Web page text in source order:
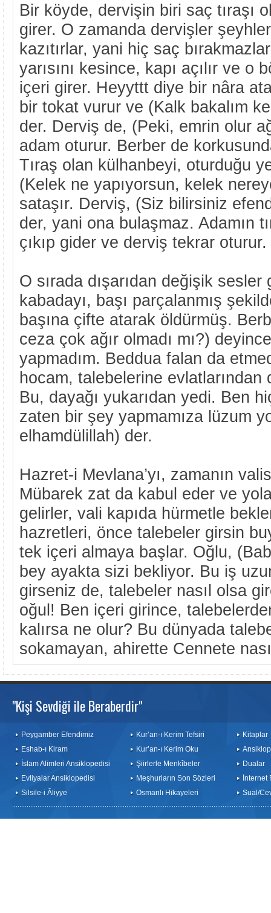
Bir köyde, dervişin biri saç tıraşı
girer. O zamanda dervişler
kazıtırlar, yani hiç saç
yarısını kesince, kapı açılır ve o
içeri girer. Heyyttt diye bir nâra
bir tokat vurur ve (Kalk bakalım
der. Derviş de, (Peki, emrin olur
adam oturur. Berber de
Tıraş olan külhanbeyi, oturduğu
(Kelek ne yapıyorsun, kelek
sataşır. Derviş, (Siz bilirsiniz
der, yani ona bulaşmaz. Adamın
çıkıp gider ve derviş tekrar oturur.
O sırada dışarıdan değişik
kabadayı, başı parçalanmış
başına çifte atarak öldürmüş.
ceza çok ağır olmadı mı?)
yapmadım. Beddua falan da
hocam, talebelerine
Bu, dayağı yukarıdan yedi. Ben
zaten bir şey yapmamıza lüzum
elhamdülillah) der.
Hazret-i Mevlana’yı, zamanın
Mübarek zat da kabul eder ve
gelirler, vali kapıda hürmetle
hazretleri, önce talebeler girsin
tek içeri almaya başlar. Oğlu,
bey ayakta sizi bekliyor. Bu iş
girseniz de, talebeler nasıl olsa
oğul! Ben içeri girince,
kalırsa ne olur? Bu dünyada
sokamayan, ahirette Cennete
"Kişi Sevdiği ile Beraberdir"
Peygamber Efendimiz
Eshab-ı Kiram
İslam Alimleri Ansiklopedisi
Evliyalar Ansiklopedisi
Silsile-i Âliyye
Kur’an-ı Kerim Tefsiri
Kur’an-ı Kerim Oku
Şiirlerle Menkîbeler
Meşhurların Son Sözleri
Osmanlı Hikayeleri
Kitaplar
Dualar
İnternet
Sual/